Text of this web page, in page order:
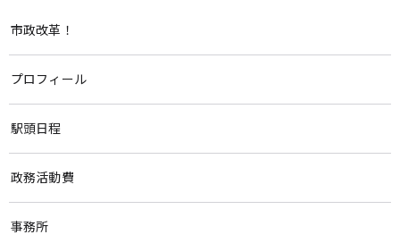
市政改革！
プロフィール
駅頭日程
政務活動費
事務所